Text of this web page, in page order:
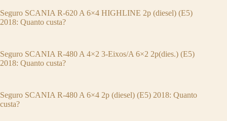
Seguro SCANIA R-620 A 6×4 HIGHLINE 2p (diesel) (E5)
2018: Quanto custa?
Seguro SCANIA R-480 A 4×2 3-Eixos/A 6×2 2p(dies.) (E5)
2018: Quanto custa?
Seguro SCANIA R-480 A 6×4 2p (diesel) (E5) 2018: Quanto
custa?